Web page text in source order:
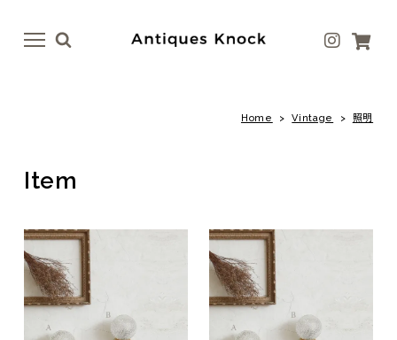
menu
menu
ファニチャー
照明
その他
ラグ
ファブリック
その他
Home >Vintage > 照明
Item